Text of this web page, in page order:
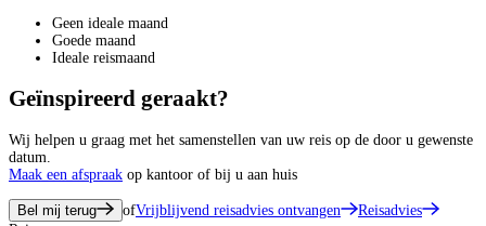
Geen ideale maand
Goede maand
Ideale reismaand
Geïnspireerd geraakt?
Wij helpen u graag met het samenstellen van uw reis op de door u gewenste
datum.
Maak een afspraak op kantoor of bij u aan huis
Bel mij terug ofVrijblijvend reisadvies ontvangen
Reisadvies